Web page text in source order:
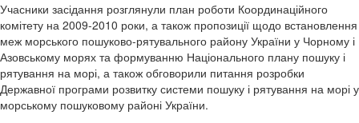
Учасники засідання розглянули план роботи Координаційного
комітету на 2009-2010 роки, а також пропозиції щодо встановлення
меж морського пошуково-рятувального району України у Чорному і
Азовському морях та формуванню Національного плану пошуку і
рятування на морі, а також обговорили питання розробки
Державної програми розвитку системи пошуку і рятування на морі у
морському пошуковому районі України.